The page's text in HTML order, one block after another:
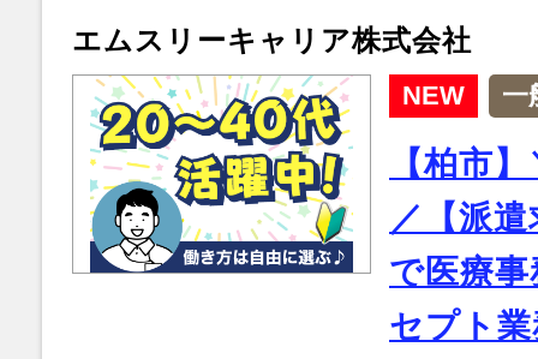
エムスリーキャリア株式会社
NEW 一
【柏市
／【派
で医療
セプト